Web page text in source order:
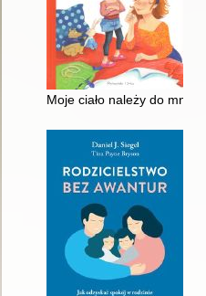
Moje ciało należy do mnie!